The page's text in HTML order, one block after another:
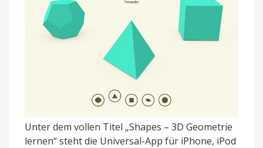
Unter dem vollen Titel „Shapes – 3D Geometrie
lernen“ steht die Universal-App für iPhone, iPod